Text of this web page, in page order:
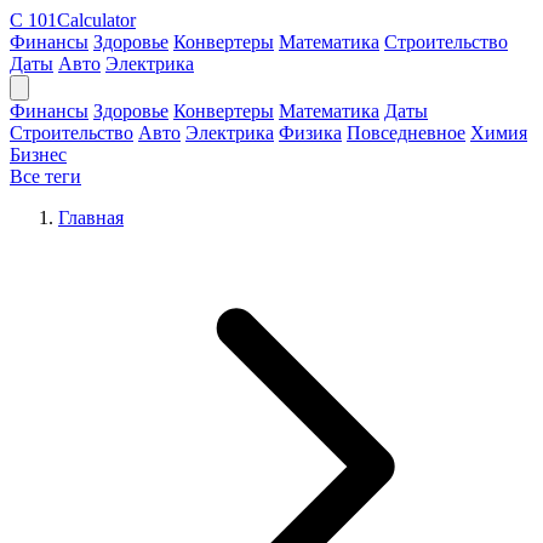
C 101Calculator
Финансы Здоровье Конвертеры Математика Строительство
Даты Авто Электрика
Финансы Здоровье Конвертеры Математика Даты
Строительство Авто Электрика Физика Повседневное Химия
Бизнес
Все теги
Главная